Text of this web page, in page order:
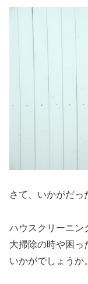
さて、いかがだっ
ハウスクリーニン
大掃除の時や困っ
いかがでしょうか。